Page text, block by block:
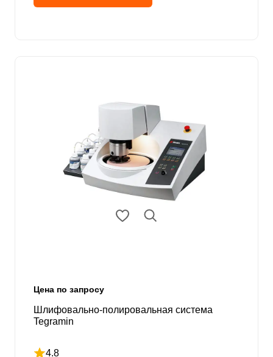
Цена по запросу
Шлифовально-полировальная система
Tegramin
4.8